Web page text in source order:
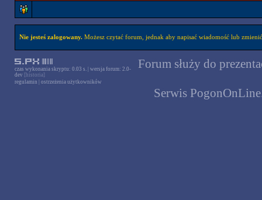
Nie jesteś zalogowany.Możesz czytać forum, jednak aby napisać wiadomość lub
czas wykonania skryptu: 0.03 s. | wersja forum: 2.0-
dev [historia]
regulamin
ostrzeżenia użytkowników
Forum służy do
Serwis